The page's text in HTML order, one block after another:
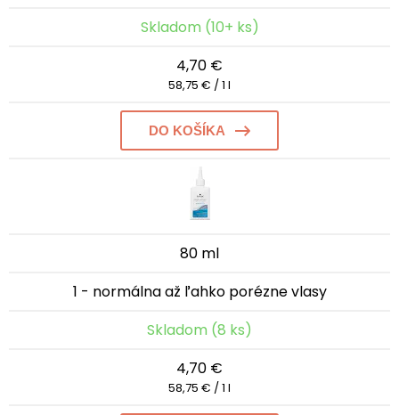
Skladom (10+ ks)
4,70 €
58,75 € / 1 l
DO KOŠÍKA
80 ml
1 - normálna až ľahko porézne vlasy
Skladom (8 ks)
4,70 €
58,75 € / 1 l